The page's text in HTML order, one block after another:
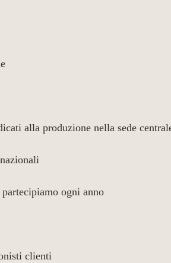
alla produzione nella sede
ogni anno
clienti